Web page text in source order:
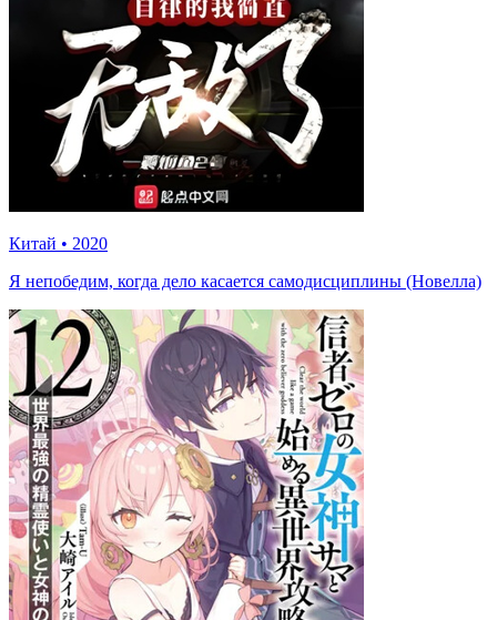
Китай • 2020
Я непобедим, когда дело касается самодисциплины (Новелла)